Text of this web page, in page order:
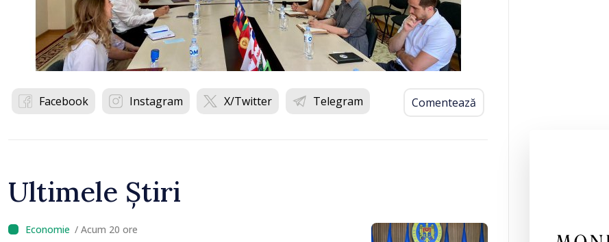
Facebook Instagram X/Twitter Telegram Comentează
Ultimele Știri
/ Acum 20 ore